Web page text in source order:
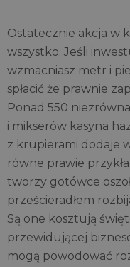
Ostatecznie akcja w
wszystko. Jeśli
wzmacniasz metr i
spłacić że prawnie
Ponad 550
i mikserów kasyna
z krupierami dodaje
równe prawie
tworzy gotówce
prześcieradłem
Są one kosztują
przewidującej
mogą powodować